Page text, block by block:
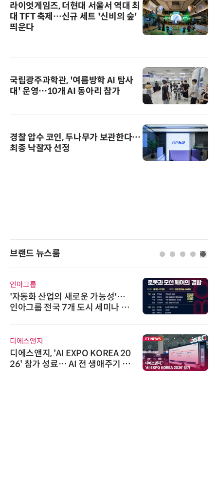
라이엇게임즈, 더현대 서울서 역대 최
대 TFT 축제…신규 세트 '신비의 숲'
띄운다
국립광주과학관, '여름방학 AI 탐사
대' 운영…10개 AI 동아리 참가
경찰 압수 코인, 두나무가 보관한다…
최종 낙찰자 선정
브랜드 뉴스룸
인아그룹
'자동화 산업의 새로운 가능성'…
인아그룹 전국 7개 도시 세미나 페
디에스앤지
디에스앤지, 'AI EXPO KOREA 20
26' 참가 성료… AI 전 생애주기 아